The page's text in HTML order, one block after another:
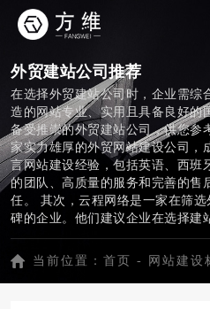
外贸建站公司推荐
在选择外贸建站公司时，企业需综
造的网站专业、实用且具备良好的
备受推崇的外贸建站公司，供您参
家实力雄厚的外贸网站建设公司，
言网站建设经验，包括英语、西班
的团队、高质量的服务和完善的售
任。 其次，云程网络是一家在筛
碑的企业。他们建议企业在选择建
程、人员情况以及政府背书等因素
通过查看已完成的外贸网站案例，
合国际客户的审美需求。 此外，
当前位置： 首页 - 网站建设